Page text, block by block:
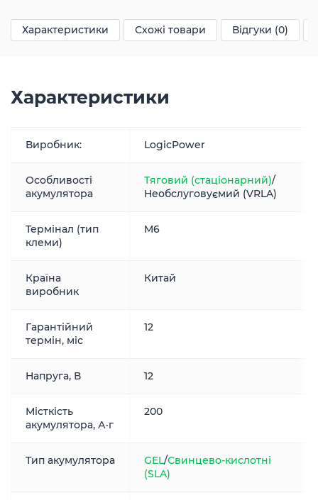
Характеристики Схожі товари Відгуки (0)
Характеристики
Виробник: LogicPower
Особливості
акумулятора
Тяговий (стаціонарний)/
Необслуговуємий (VRLA)
Термінал (тип
клеми)
M6
Країна
виробник
Китай
Гарантійний
термін, міс
12
Напруга, В 12
Місткість
акумулятора, А·г
200
Тип акумулятора GEL/Свинцево-кислотні
(SLA)